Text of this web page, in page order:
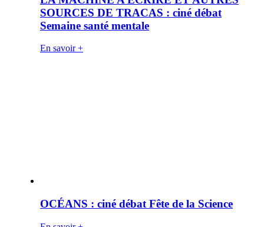
SOURCES DE TRACAS : ciné débat
Semaine santé mentale
En savoir +
OCÉANS : ciné débat Fête de la Science